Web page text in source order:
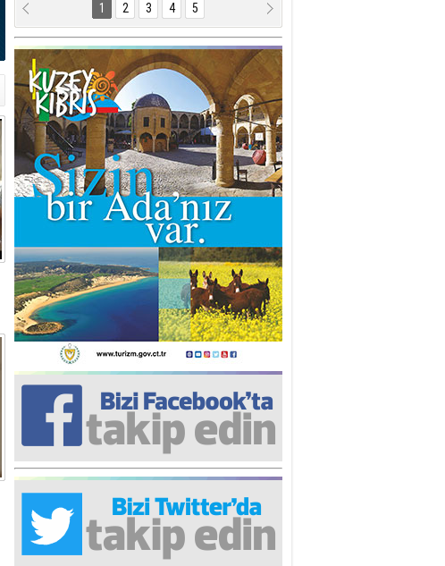
Erkut YILMABAŞAR
Bayrak tartışmaları ve ihalesiz
işler!
Arif Alasya
2015 SONRASI VE AKINCI.
Fatma Baysal
SURLAR İÇİ’NDE KOLAYDIR ÖLMEK
Ediz TUNCEL
Göz göre göre…
Taner ULUTAŞ
İnşallah St. Lois ile Hakkaido
Adası gibi olmayız !...
Ali KİŞMİR
FIRSAT VE KORKU
Turgut ÇALICI
İki Lakırdı da benden!
Yrd. Doç. Ercan HOŞKARA
Yatırım Yapmazsan Var Olamazsın:
Hedefteki Kurum Kıb-Tek
Rana Sarro
Başıma gelen skandal olayı
1 2 3 4 5